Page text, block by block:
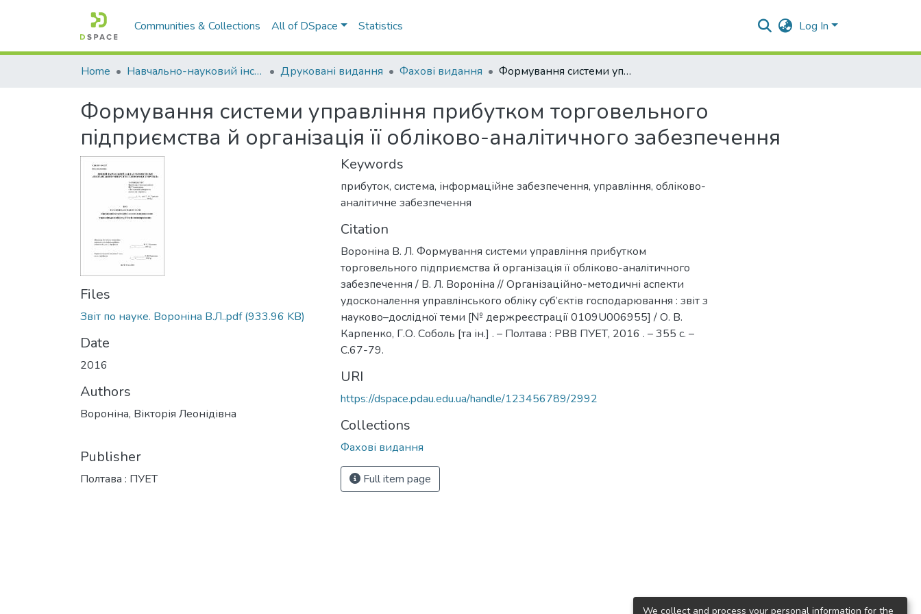
Communities & Collections All of DSpace Statistics Log In
Home Навчально-науковий інститут економіки, управління, права та інформаційних технологій Друковані видання Фахові видання Формування системи управління прибутком торговельного підприємства й організація її обліково-аналітичного забезпечення
Формування системи управління прибутком торговельного
підприємства й організація її обліково-аналітичного забезпечення
Files
Звіт по науке. Вороніна В.Л..pdf(933.96 KB)
Date
2016
Authors
Вороніна, Вікторія Леонідівна
Publisher
Полтава : ПУЕТ
Keywords
прибуток, система, інформаційне забезпечення, управління, обліково-
аналітичне забезпечення
Citation
Вороніна В. Л. Формування системи управління прибутком
торговельного підприємства й організація її обліково-аналітичного
забезпечення / В. Л. Вороніна // Організаційно-методичні аспекти
удосконалення управлінського обліку суб’єктів господарювання : звіт з
науково–дослідної теми [№ держреєстрації 0109U006955] / О. В.
Карпенко, Г.О. Соболь [та ін.] . – Полтава : РВВ ПУЕТ, 2016 . – 355 с. –
С.67-79.
URI
https://dspace.pdau.edu.ua/handle/123456789/2992
Collections
Фахові видання
Full item page
We collect and process your personal information for the